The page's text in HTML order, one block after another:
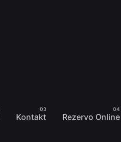
Kontakt Rezervo Online